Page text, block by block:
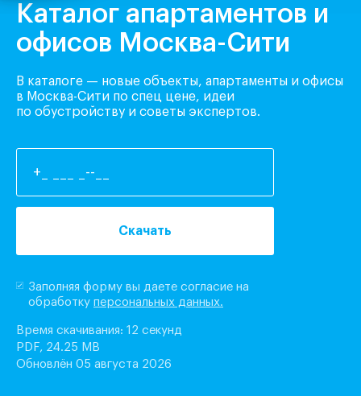
Каталог апартаментов и
офисов Москва-Сити
В каталоге — новые объекты, апартаменты и офисы
в Москва-Сити по спец цене, идеи
по обустройству и советы экспертов.
Скачать
Заполняя форму вы даете согласие на
обработку персональных данных.
Время скачивания: 12 секунд
PDF, 24.25 MB
Обновлён 05 августа 2026